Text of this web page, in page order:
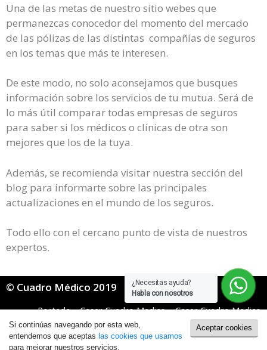
¿Necesitas ayuda?
Habla con nosotros
Una de las metas de nuestro sitio webes que
permanezcas conocedor del momento del mercado
de las pólizas de las distintas compañías de seguros
en los temas que más te interesen.
De este modo, no solo aconsejamos que busques
información sobre los servicios de tu mutua. Será de
lo más útil comparar todas empresas de seguros
para saber si los médicos o clínicas de otra son
mejores que los de la tuya.
Además, se recomienda visitar nuestra sección del
blog para informarte sobre las principales
actualizaciones en el mundo de los seguros.
Todo ello con el cercano punto de vista de nuestros
expertos.
© Cuadro Médico 2019
Portada»Caser Cuadro Medico»Caser Cuadro Medico
General»
Caser Cuadro Medico Lleida
Política de Cookies|Política de Privacidad
Aceptar cookies
Si continúas navegando por esta web,
entendemos que aceptas las cookies que usamos
para mejorar nuestros servicios.